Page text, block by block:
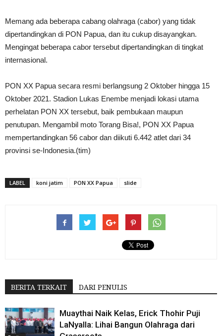
Memang ada beberapa cabang olahraga (cabor) yang tidak
dipertandingkan di PON Papua, dan itu cukup disayangkan.
Mengingat beberapa cabor tersebut dipertandingkan di tingkat
internasional.
PON XX Papua secara resmi berlangsung 2 Oktober hingga 15
Oktober 2021. Stadion Lukas Enembe menjadi lokasi utama
perhelatan PON XX tersebut, baik pembukaan maupun
penutupan. Mengambil moto Torang Bisa!, PON XX Papua
mempertandingkan 56 cabor dan diikuti 6.442 atlet dari 34
provinsi se-Indonesia.(tim)
LABEL koni jatim PON XX Papua slide
BERITA TERKAIT DARI PENULIS
Muaythai Naik Kelas, Erick Thohir Puji
LaNyalla: Lihai Bangun Olahraga dari